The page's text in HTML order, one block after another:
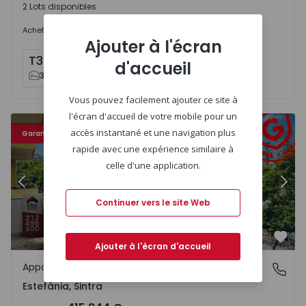
2 Lots disponibles
Acheter
T3
3
Garantie ERA
Appartement T3 Sintra, Estefânia - 1335725 - 4
Précédent
Estefânia, Sintra
Appartement
Estefânia, Sintra
Ajouter à l'écran
d'accueil
Vous pouvez facilement ajouter ce site à
l'écran d'accueil de votre mobile pour un
accès instantané et une navigation plus
rapide avec une expérience similaire à
celle d'une application.
Continuer vers le site Web
Ajouter à l'écran d'accueil